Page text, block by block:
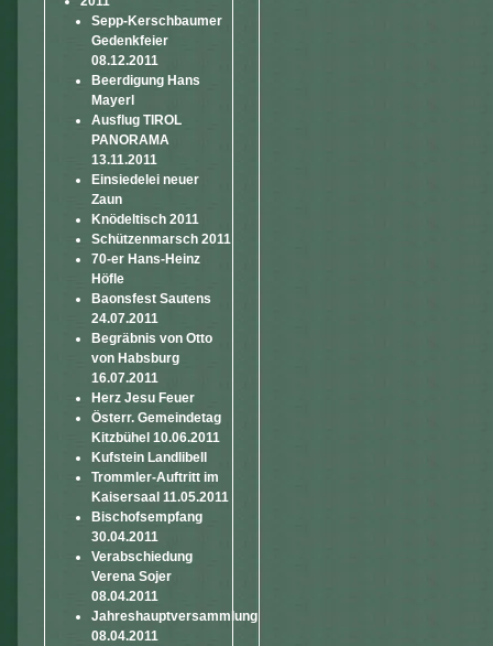
Sepp-Kerschbaumer
Gedenkfeier
08.12.2011
Beerdigung Hans
Mayerl
Ausflug TIROL
PANORAMA
13.11.2011
Einsiedelei neuer
Zaun
Knödeltisch 2011
Schützenmarsch 2011
70-er Hans-Heinz
Höfle
Baonsfest Sautens
24.07.2011
Begräbnis von Otto
von Habsburg
16.07.2011
Herz Jesu Feuer
Österr. Gemeindetag
Kitzbühel 10.06.2011
Kufstein Landlibell
Trommler-Auftritt im
Kaisersaal 11.05.2011
Bischofsempfang
30.04.2011
Verabschiedung
Verena Sojer
08.04.2011
Jahreshauptversammlung
08.04.2011